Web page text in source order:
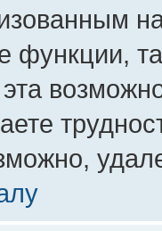
функции,